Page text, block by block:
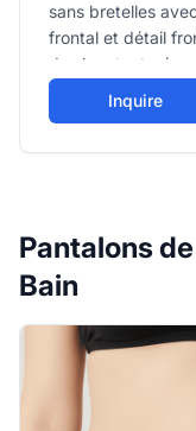
sans bretelles
frontal et détail
des bas texturés
ajustement élégant
Inquire
Pantalons de
Bain